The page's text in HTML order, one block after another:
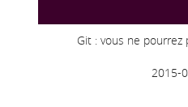
Git : vous ne pourrez
2015-